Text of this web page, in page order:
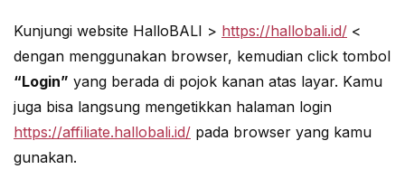
Kunjungi website HalloBALI > https://hallobali.id/ <
dengan menggunakan browser, kemudian click tombol
“Login” yang berada di pojok kanan atas layar. Kamu
juga bisa langsung mengetikkan halaman login
https://affiliate.hallobali.id/ pada browser yang kamu
gunakan.